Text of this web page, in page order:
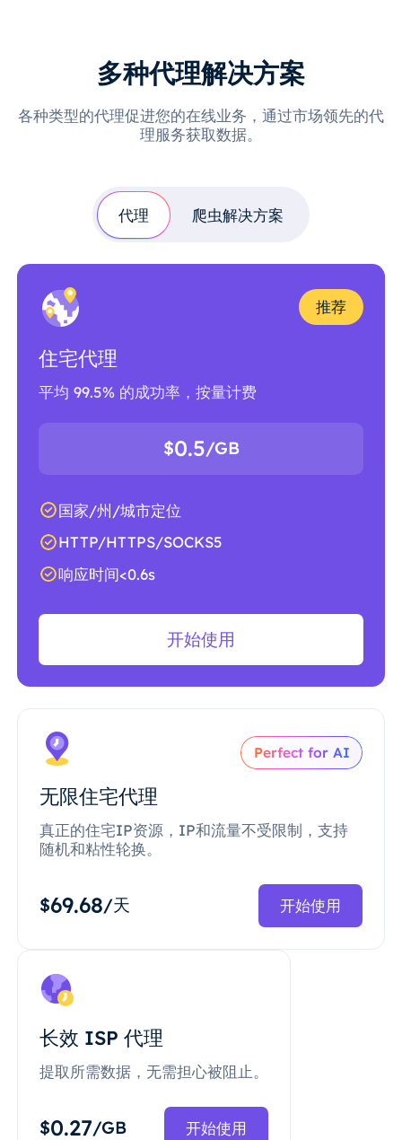
多种代理解决方案
各种类型的代理促进您的在线业务，通过市场领先的代
理服务获取数据。
代理 爬虫解决方案
推荐
住宅代理
平均 99.5% 的成功率，按量计费
$0.5/GB
国家/州/城市定位
HTTP/HTTPS/SOCKS5
响应时间<0.6s
开始使用
Perfect for AI
无限住宅代理
真正的住宅IP资源，IP和流量不受限制，支持
随机和粘性轮换。
$69.68/天 开始使用
长效 ISP 代理
提取所需数据，无需担心被阻止。
$0.27/GB 开始使用